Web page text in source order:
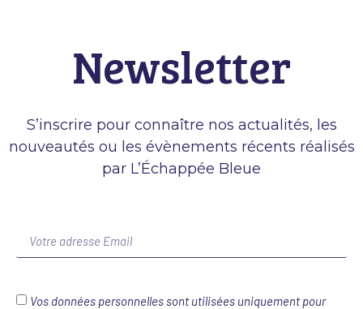
Newsletter
S’inscrire pour connaître nos actualités, les
nouveautés ou les évènements récents réalisés
par L’Échappée Bleue
Vos données personnelles sont utilisées uniquement pour